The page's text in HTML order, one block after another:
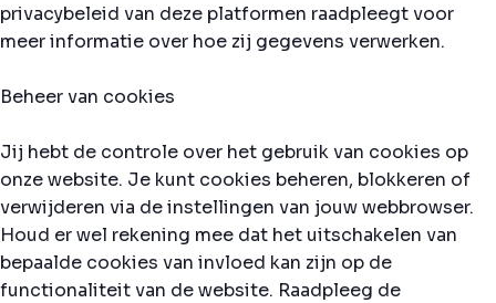
privacybeleid van deze platformen raadpleegt voor
meer informatie over hoe zij gegevens verwerken.
Beheer van cookies
Jij hebt de controle over het gebruik van cookies op
onze website. Je kunt cookies beheren, blokkeren of
verwijderen via de instellingen van jouw webbrowser.
Houd er wel rekening mee dat het uitschakelen van
bepaalde cookies van invloed kan zijn op de
functionaliteit van de website. Raadpleeg de